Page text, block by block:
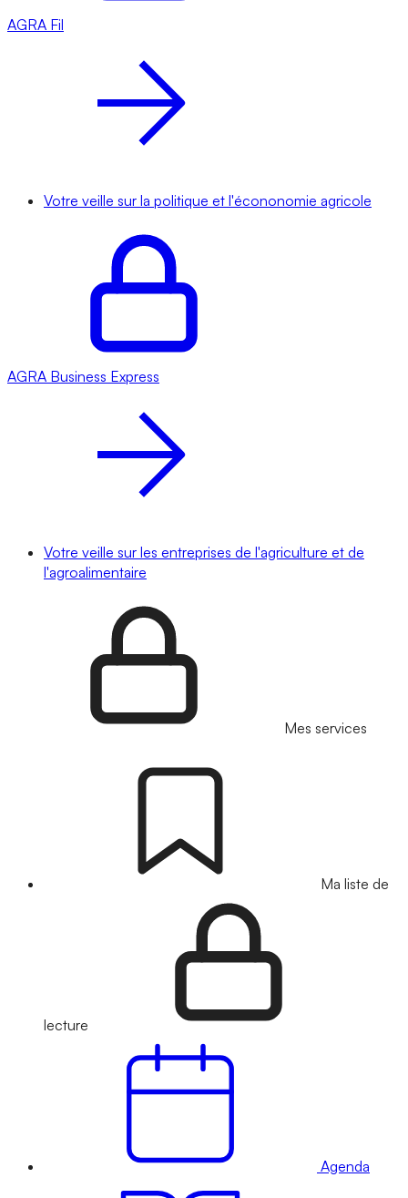
AGRA Fil
Votre veille sur la politique et l'écononomie agricole
AGRA Business Express
Votre veille sur les entreprises de l'agriculture et de
l'agroalimentaire
Mes services
Ma liste de
lecture
Agenda